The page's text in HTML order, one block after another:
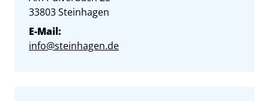
PLZ:
33803Ort:
Steinhagen
E-Mail:
info@steinhagen.de